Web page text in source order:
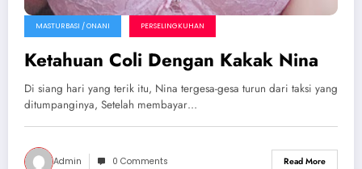
MASTURBASI / ONANI PERSELINGKUHAN
Ketahuan Coli Dengan Kakak Nina
Di siang hari yang terik itu, Nina tergesa-gesa turun dari taksi yang
ditumpanginya, Setelah membayar…
Admin 0 Comments Read More